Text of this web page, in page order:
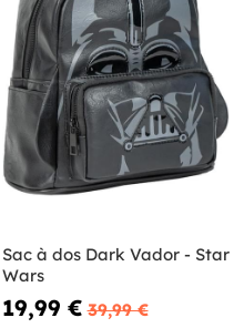
Sac à dos Dark Vador - Star
Wars
19,99 € 39,99 €